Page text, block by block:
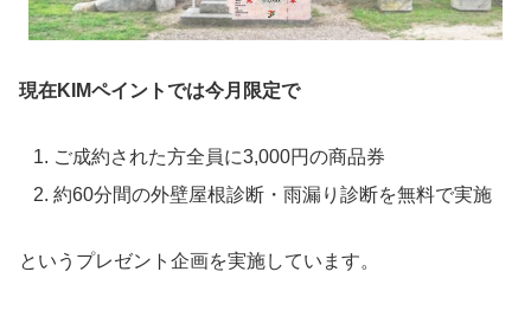
現在KIMペイントでは今月限定で
ご成約された方全員に3,000円の商品券
約60分間の外壁屋根診断・雨漏り診断を無料で実施
というプレゼント企画を実施しています。